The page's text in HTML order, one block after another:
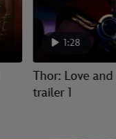
1:28
Thor: Love
trailer 1